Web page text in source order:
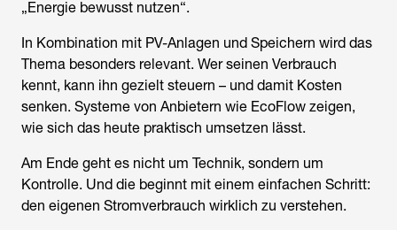
„Energie bewusst nutzen“.
In Kombination mit PV-Anlagen und Speichern wird das
Thema besonders relevant. Wer seinen Verbrauch
kennt, kann ihn gezielt steuern – und damit Kosten
senken. Systeme von Anbietern wie EcoFlow zeigen,
wie sich das heute praktisch umsetzen lässt.
Am Ende geht es nicht um Technik, sondern um
Kontrolle. Und die beginnt mit einem einfachen Schritt:
den eigenen Stromverbrauch wirklich zu verstehen.